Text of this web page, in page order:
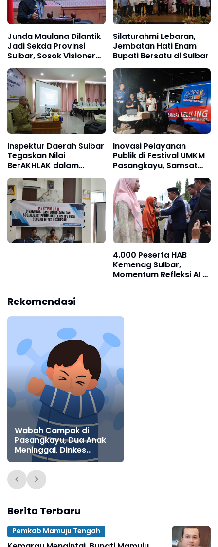
Junda Maulana Dilantik
Jadi Sekda Provinsi
Sulbar, Sosok Visioner
untuk Sulawesi Barat
yang Maju, Berikut
Profilnya
Silaturahmi Lebaran,
Jembatan Hati Enam
Bupati Bersatu di Sulbar
Inspektur Daerah Sulbar
Tegaskan Nilai
BerAKHLAK dalam
Pasangkayu
Inovasi Pelayanan
Publik di Festival UMKM
Pasangkayu, Samsat
Pajak
4.000 Peserta HAB
Kemenag Sulbar,
Momentum Refleksi AI di
Rekomendasi
Wabah Campak di
Pasangkayu, Dua Anak
Meninggal, Dinkes
Lakukan Vaksinasi
Serentak di Desa
Terdampak
Berita Terbaru
Pemkab Mamuju Tengah